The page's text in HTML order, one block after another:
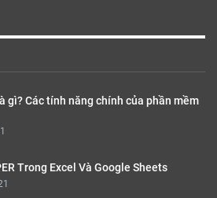
gì? Các tính năng chính của phần mềm
Trong Excel Và Google Sheets